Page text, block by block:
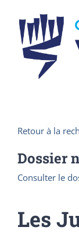
content
Retour à la
Dossier
Consulter le
Les